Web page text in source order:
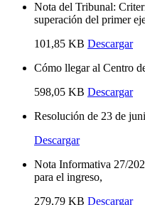
Nota del Tribunal:
superación del primer
101,85 KB Descargar
Cómo llegar al Centro
598,05 KB Descargar
Resolución de 23 de
Descargar
Nota Informativa 27/
para el ingreso,
279,79 KB Descargar